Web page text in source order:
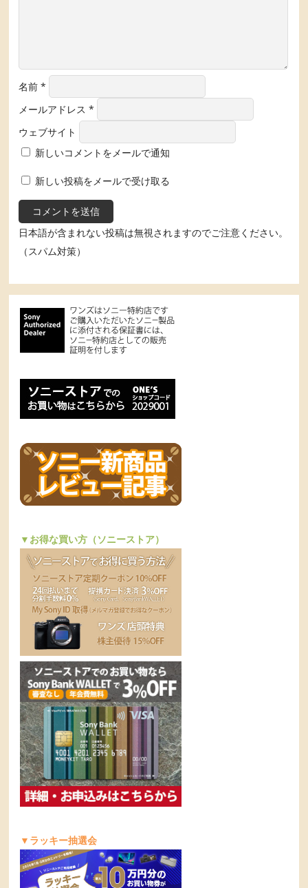
名前*
メールアドレス*
ウェブサイト
新しいコメントをメールで通知
新しい投稿をメールで受け取る
日本語が含まれない投稿は無視されますのでご注意ください。
（スパム対策）
▼お得な買い方（ソニーストア）
▼ラッキー抽選会